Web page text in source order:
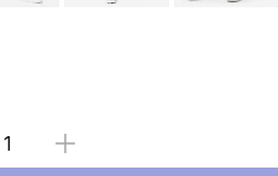
Izberite količino